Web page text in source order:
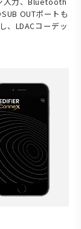
OUTポートも
、LDACコーデッ